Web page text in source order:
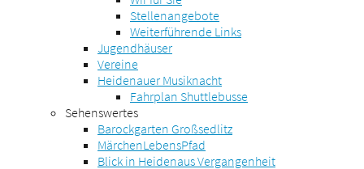
Stellenangebote
Weiterführende Links
Jugendhäuser
Vereine
Heidenauer Musiknacht
Fahrplan Shuttlebusse
Sehenswertes
Barockgarten Großsedlitz
MärchenLebensPfad
Blick in Heidenaus Vergangenheit